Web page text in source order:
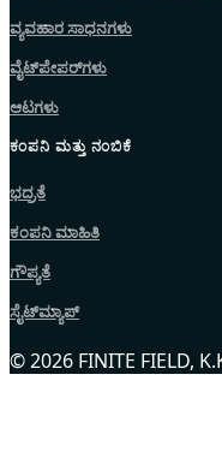
ವ್ಯವಹಾರ ಸಾಧನಗಳು
ವೈಟ್‌ಪೇಪರ್‌ಗಳು
ಆಟಗಳು
ಕಂಪನಿ ಮತ್ತು ನಂಬಿಕೆ
ಭದ್ರತೆ
ಕಂಪನಿ ಮಾಹಿತಿ
ಗೌಪ್ಯತೆ
ಸೈಟ್‌ಮ್ಯಾಪ್
© 2026 FINITE FIELD,